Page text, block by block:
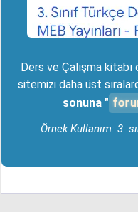
Ders ve Çalışma kitabı
sitemizi daha üst
sonuna "
Örnek Kullanım: 3.